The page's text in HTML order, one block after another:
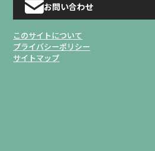
お問い合わせ
このサイトについて
プライバシーポリシー
サイトマップ